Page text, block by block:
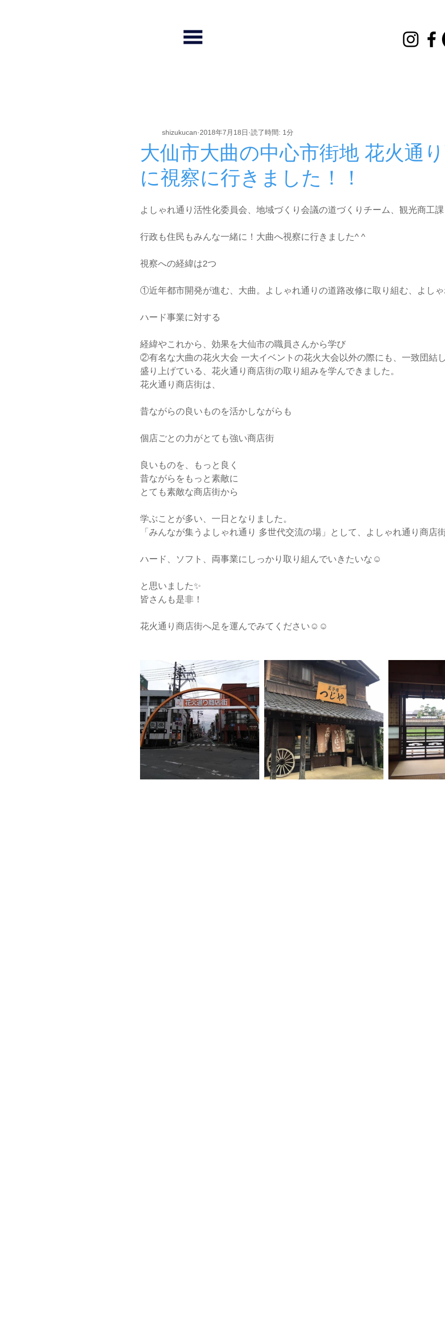
大仙市大曲の中心市街地 花火通
に視察に行きました！！
shizukucan 2018年7月18日 読了時間: 1分
よしゃれ通り活性化委員会、地域づくり会議の道づくりチーム、観光商工
行政も住民もみんな一緒に！大曲へ視察に行きました^ ^
視察への経緯は2つ
①近年都市開発が進む、大曲。よしゃれ通りの道路改修に取り組む、よし
ハード事業に対する
経緯やこれから、効果を大仙市の職員さんから学び
②有名な大曲の花火大会 一大イベントの花火大会以外の際にも、一致団結
盛り上げている、花火通り商店街の取り組みを学んできました。
花火通り商店街は、
昔ながらの良いものを活かしながらも
個店ごとの力がとても強い商店街
良いものを、もっと良く
昔ながらをもっと素敵に
とても素敵な商店街から
学ぶことが多い、一日となりました。
「みんなが集うよしゃれ通り 多世代交流の場」として、よしゃれ通り商店
ハード、ソフト、両事業にしっかり取り組んでいきたいな☺️
と思いました✨
皆さんも是非！
花火通り商店街へ足を運んでみてください☺️☺️